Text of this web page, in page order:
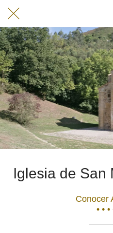
Iglesia de San
Conocer
• • •